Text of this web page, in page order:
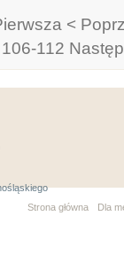
<
106-112
Strona główna
Dla